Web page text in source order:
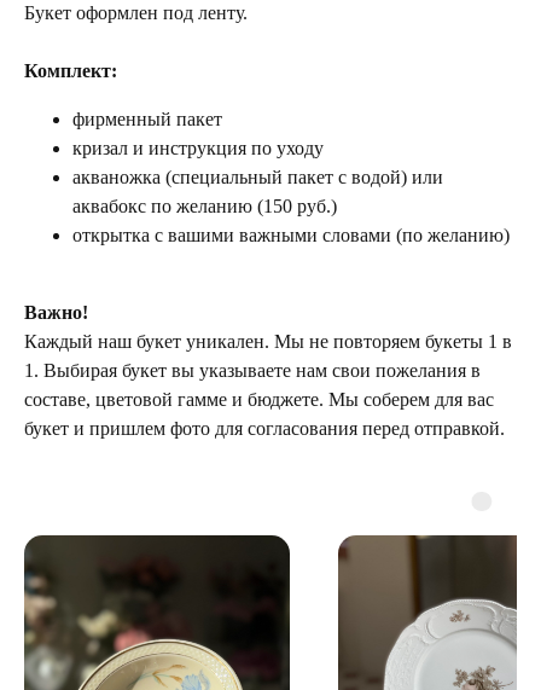
Букет оформлен под ленту.
Комплект:
фирменный пакет
кризал и инструкция по уходу
акваножка (специальный пакет с водой) или
аквабокс по желанию (150 руб.)
открытка с вашими важными словами (по желанию)
Важно!
Каждый наш букет уникален. Мы не повторяем букеты 1 в
1. Выбирая букет вы указываете нам свои пожелания в
составе, цветовой гамме и бюджете. Мы соберем для вас
букет и пришлем фото для согласования перед отправкой.
ТЕЛЕГРАМ-КАНАЛ
Г. САНКТ ПЕТЕРБУРГ
info@plombirflowers.ru
Каждый день с 9:00 до 21:00
УЛ. КИРОЧНАЯ, 8Б